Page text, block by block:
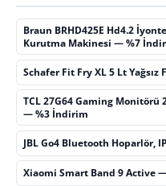
Braun BRHD425E Hd4.2
Kurutma Makinesi — %7
Schafer Fit Fry XL 5 Lt
TCL 27G64 Gaming Monitörü
— %3 İndirim
JBL Go4 Bluetooth Hoparlör,
Xiaomi Smart Band 9 Active